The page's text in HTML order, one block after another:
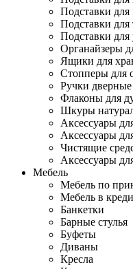
Подставки для
Подставки для
Подставки
Органайзеры
Ящики для
Стопперы для
Ручки дверные
Флаконы для
Шкуры
Аксессуары
Аксессуары
Чистящие
Аксессуары
Мебель
Мебель по
Мебель в
Банкетки
Барные стулья
Буфеты
Диваны
Кресла